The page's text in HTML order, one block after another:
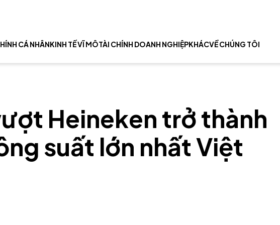
CÁ NHÂNKINH TẾ VĨ MÔTÀI CHÍNH DOANH NGHIỆPKHÁCVỀ CHÚNG TÔI
Heineken trở thành
suất lớn nhất Việt